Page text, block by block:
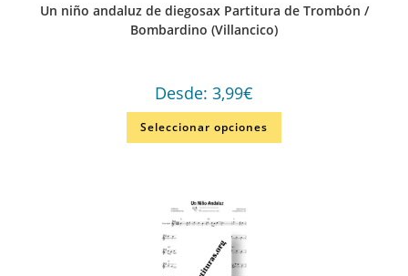
Un niño andaluz de diegosax Partitura de Trombón /
Bombardino (Villancico)
Desde: 3,99€
Seleccionar opciones